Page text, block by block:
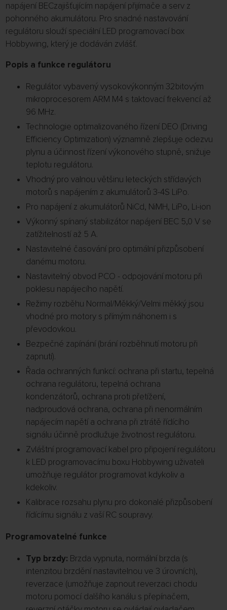
napájení BECzajišťujícím napájení přijímače a serv z
pohonného akumulátoru. Pro snadné nastavování
regulátoru slouží speciální LED programovací box
Hobbywing, který je dodáván zvlášť.
Popis a funkce regulátoru
Regulátor vybavený vysokovýkonným 32bitovým
mikroprocesorem ARM M4 s taktovací frekvencí až
96 MHz.
Technologie optimalizovaného řízení DEO (Driving
Efficiency Optimization) významně zlepšuje odezvu
plynu a účinnost řízení výkonového stupně, snižuje
teplotu regulátoru.
Vhodný pro valnou většinu leteckých střídavých
motorů s napájením z akumulátorů 3-4S LiPo.
Pro napájení z akumulátorů NiCd, NiMH, LiPo, Li-ion
Výkonný spínaný stabilizátor napájení BEC 5,0 V se
zatížitelností až 5 A.
Nastavitelné časování pro optimální přizpůsobení
danému motoru.
Nastavitelný obvod PCO - odpojování motoru při
poklesu napájecího napětí.
Režimy rozběhu Normal/Měkký/Velmi měkký jsou
vhodné pro motory s přímým náhonem i s
převodovkou.
Bezpečné zapínání (brání rozběhnutí motoru při
zapnutí).
Řada ochranných funkcí: ochrana při startu, tepelná
ochrana regulátoru, tepelná ochrana
kondenzátorů, ochrana proti přetížení,
nadproudová ochrana, ochrana při nenormálním
napájecím napětí a ochrana při ztrátě řídícího
signálu účinně prodlužuje životnost regulátoru.
Zvláštní programovací kabel pro připojení regulátoru
k LED programovacímu boxu Hobbywing uživateli
umožňuje regulátor programovat kdykoliv a
kdekoliv.
Kalibrace rozsahu plynu pro dokonalé přizpůsobení
řídícímu signálu z vaší RC soupravy.
Programovatelné funkce
Typ brzdy: Brzda vypnuta, normální brzda (s
intenzitou brzdění nastavitelnou ve 3 úrovních),
reverzace (umožňuje zapnout reverzaci chodu
motoru pomocí dalšího kanálu s přepínačem,